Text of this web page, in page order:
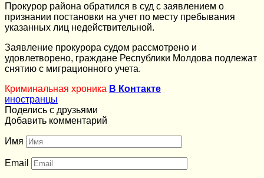
Прокурор района обратился в суд с заявлением о
признании постановки на учет по месту пребывания
указанных лиц недействительной.
Заявление прокурора судом рассмотрено и
удовлетворено, граждане Республики Молдова подлежат
снятию с миграционного учета.
Криминальная хроника В Контакте
иностранцы
Поделись с друзьями
Добавить комментарий
Имя
Email